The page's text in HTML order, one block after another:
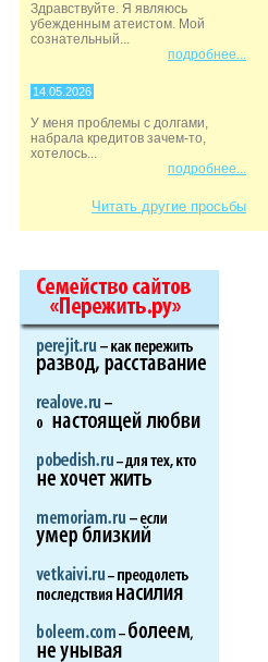
Здравствуйте. Я являюсь
убежденным атеистом. Мой
сознательный...
подробнее...
14.05.2026
У меня проблемы с долгами,
набрала кредитов зачем-то,
хотелось...
подробнее...
Читать другие просьбы